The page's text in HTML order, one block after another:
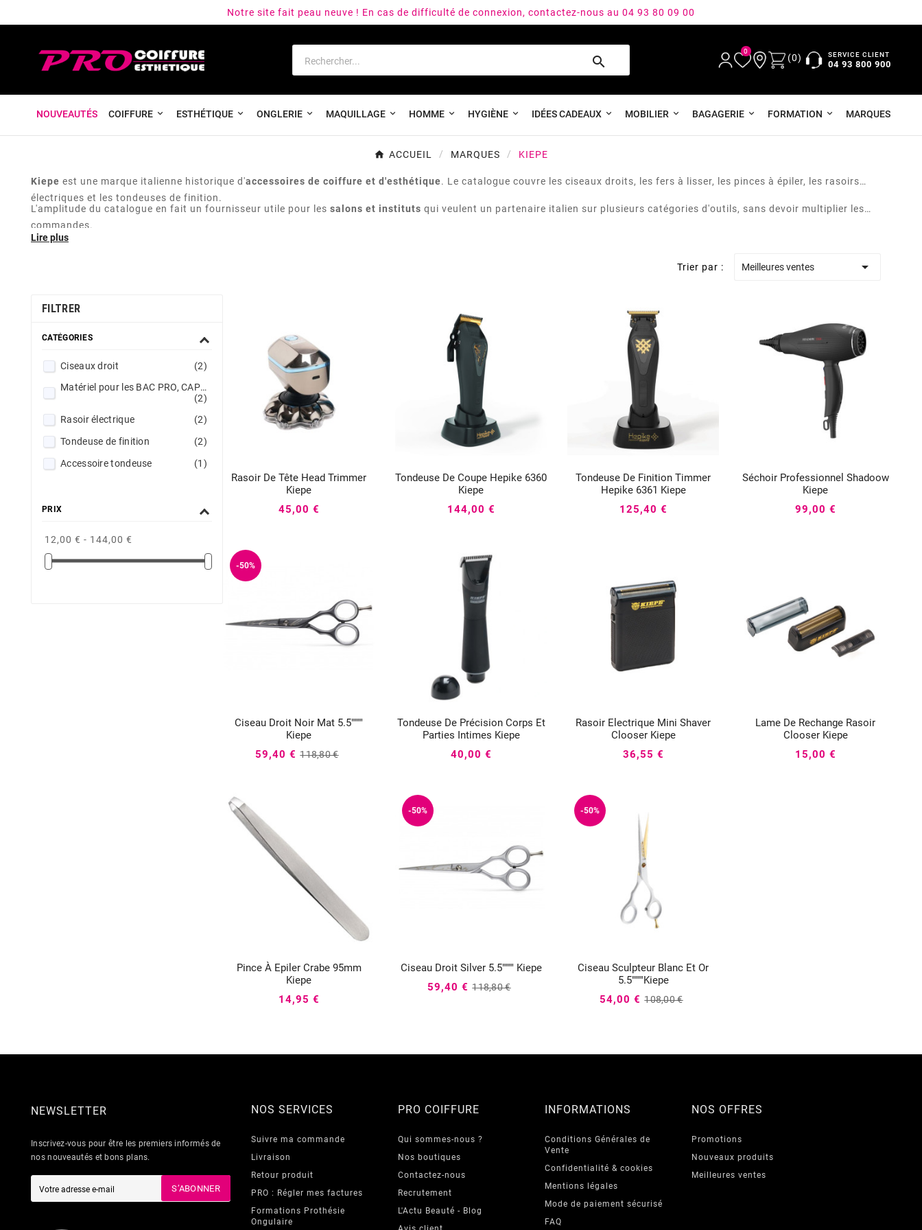
Notre site fait peau neuve ! En cas de difficulté de connexion, contactez-nous au 04 93 80 09 00

0
(0) SERVICE CLIENT
04 93 800 900
NOUVEAUTÉS COIFFURE ESTHÉTIQUE ONGLERIE MAQUILLAGE HOMME HYGIÈNE IDÉES CADEAUX MOBILIER BAGAGERIE FORMATION MARQUES
ACCUEIL MARQUES KIEPE
Kiepe est une marque italienne historique d'accessoires de coiffure et d'esthétique. Le catalogue couvre les ciseaux droits, les fers à lisser, les pinces à épiler, les rasoirs
électriques et les tondeuses de finition.
L'amplitude du catalogue en fait un fournisseur utile pour les salons et instituts qui veulent un partenaire italien sur plusieurs catégories d'outils, sans devoir multiplier les
commandes.
Trier par : Meilleures ventes 
FILTRER
CATÉGORIES
Ciseaux droit
(2)
Matériel pour les BAC PRO, CAP et BTS Esthétique
(2)
Rasoir électrique
(2)
Tondeuse de finition
(2)
Accessoire tondeuse
(1)
Partez en vacances l'esprit léger
(1)
Pince à épiler mors crabe
Sèche-cheveux
(1)
PRIX
12,00 € - 144,00 €
Rasoir De Tête Head Trimmer
Kiepe

45,00 €
Tondeuse De Coupe Hepike 6360
Kiepe
 
144,00 €
Tondeuse De Finition Timmer
Hepike 6361 Kiepe
  
125,40 €
Séchoir Professionnel Shadoow
Kiepe

99,00 €
-50%
Ciseau Droit Noir Mat 5.5""""
Kiepe

59,40 € 118,80 €
Tondeuse De Précision Corps Et
Parties Intimes Kiepe
  
40,00 €
Rasoir Electrique Mini Shaver
Clooser Kiepe
  
36,55 €
Lame De Rechange Rasoir
Clooser Kiepe
  
15,00 €
Pince À Epiler Crabe 95mm
Kiepe

14,95 €
-50%
Ciseau Droit Silver 5.5"""" Kiepe
59,40 € 118,80 €
-50%
Ciseau Sculpteur Blanc Et Or
5.5""""Kiepe

54,00 € 108,00 €
NEWSLETTER
Inscrivez-vous pour être les premiers informés de
nos nouveautés et bons plans.
S’ABONNER
NOS SERVICES
Suivre ma commande
Livraison
Retour produit
PRO : Régler mes factures
Formations Prothésie
Ongulaire
PRO COIFFURE
Qui sommes-nous ?
Nos boutiques
Contactez-nous
Recrutement
L'Actu Beauté - Blog
INFORMATIONS
Conditions Générales de
Vente
Confidentialité & cookies
Mentions légales
Mode de paiement sécurisé
FAQ
NOS OFFRES
Promotions
Nouveaux produits
Meilleures ventes